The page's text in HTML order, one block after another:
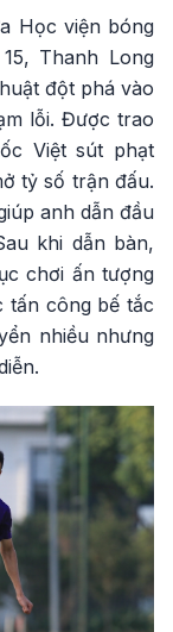
Học viện bóng
Thanh Long
đột phá vào
lỗi. Được trao
Việt sút phạt
tỷ số trận đấu.
anh dẫn đầu
khi dẫn bàn,
chơi ấn tượng
tấn công bế tắc
nhiều nhưng